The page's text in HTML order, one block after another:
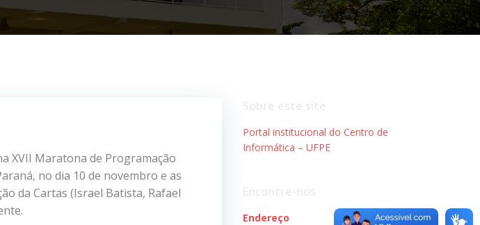
XVII Maratona de Programação
no dia 10 de novembro e as
da Cartas (Israel Batista, Rafael
Portal institucional do Centro de
Informática – UFPE
Endereço